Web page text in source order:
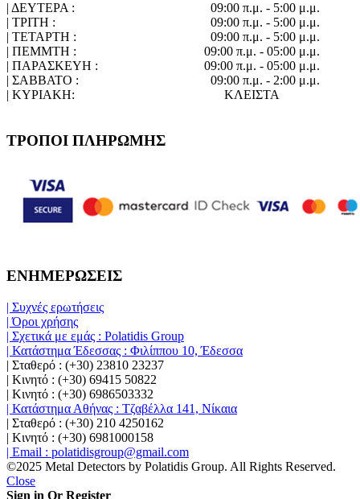
| ΔΕΥΤΕΡΑ :
09:00 π.μ. - 5:00 μ.μ.
| ΤΡΙΤΗ :
09:00 π.μ. - 5:00 μ.μ.
| ΤΕΤΑΡΤΗ :
09:00 π.μ. - 5:00 μ.μ.
| ΠΕΜΜΤΗ :
09:00 π.μ. - 05:00 μ.μ.
| ΠΑΡΑΣΚΕΥΗ :
09:00 π.μ. - 05:00 μ.μ.
| ΣΑΒΒΑΤΟ :
09:00 π.μ. - 2:00 μ.μ.
| ΚΥΡΙΑΚΗ:
ΚΛΕΙΣΤΑ
ΤΡΟΠΟΙ ΠΛΗΡΩΜΗΣ
ΕΝΗΜΕΡΩΣΕΙΣ
| Συχνές ερωτήσεις
| Όροι χρήσης
| Σχετικά με εμάς : Polatidis Group
| Κατάστημα Έδεσσας : Φιλίππου 10, Έδεσσα
| Σταθερό : (+30) 23810 23237
| Κινητό : (+30) 69415 50822
| Κινητό : (+30) 6986503332
| Κατάστημα Αθήνας : Τζαβέλλα 141, Νίκαια
| Σταθερό : (+30) 210 4250162
| Κινητό : (+30) 6981000158
| Email : polatidisgroup@gmail.com
©2025 Metal Detectors by Polatidis Group. All Rights Reserved.
Close
Sign in Or Register